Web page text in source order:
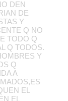
DEN
DE
Y
Q NO
TODO Q
Q TODOS.
Y
Q
A
EL
EL